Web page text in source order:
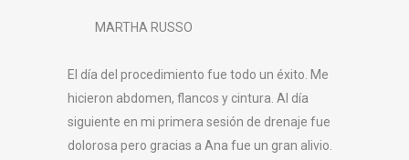
MARTHA RUSSO
El día del procedimiento fue todo un éxito. Me
hicieron abdomen, flancos y cintura. Al día
siguiente en mi primera sesión de drenaje fue
dolorosa pero gracias a Ana fue un gran alivio.